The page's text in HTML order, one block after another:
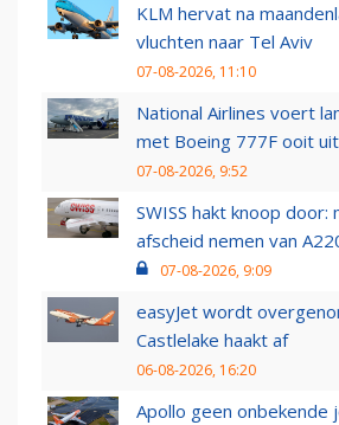
KLM hervat na
vluchten naar Tel Aviv
07-08-2026, 11:10
National Airlines voert
met Boeing 777F ooit uit
07-08-2026, 9:52
SWISS hakt knoop
afscheid nemen van
07-08-2026, 9:09
easyJet wordt
Castlelake haakt af
06-08-2026, 16:20
Apollo geen onbekende